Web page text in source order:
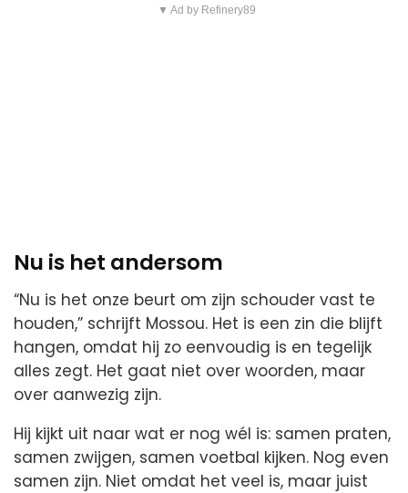
▼ Ad by Refinery89
Nu is het andersom
“Nu is het onze beurt om zijn schouder vast te
houden,” schrijft Mossou. Het is een zin die blijft
hangen, omdat hij zo eenvoudig is en tegelijk
alles zegt. Het gaat niet over woorden, maar
over aanwezig zijn.
Hij kijkt uit naar wat er nog wél is: samen praten,
samen zwijgen, samen voetbal kijken. Nog even
samen zijn. Niet omdat het veel is, maar juist